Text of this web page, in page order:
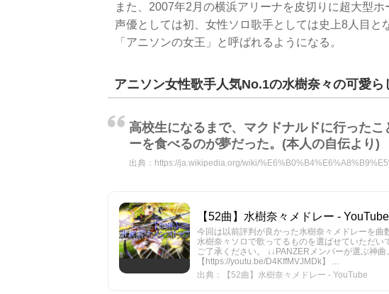
また、2007年2月の横浜アリーナを皮切りに超大型
声優としては初、女性ソロ歌手としては史上8人目と
「アニソンの女王」と呼ばれるようになる。
アニソン女性歌手人気No.1の水樹奈々の可愛ら
高校生になるまで、マクドナルドに行った
ーを食べるのが夢だった。(本人の自伝より)
出典： https://ja.wikipedia.org/wiki/
【52曲】水樹奈々メドレー - YouTube
今回は以前評判が良かった水樹奈々メドレーを
水樹奈々ソロで歌ってるものを選ばせていただ
ご了承ください。 ↓↓PANZERメンバーが選ぶ神曲
【https://youtu.be/D4KffMVJMDk】 ...
出典：【52曲】水樹奈々メドレー - YouTube